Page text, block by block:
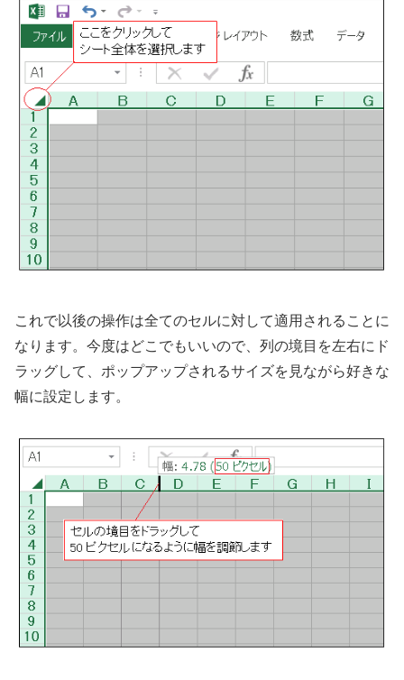
これで以後の操作は全てのセルに対して適用されることに
なります。今度はどこでもいいので、列の境目を左右にド
ラッグして、ポップアップされるサイズを見ながら好きな
幅に設定します。